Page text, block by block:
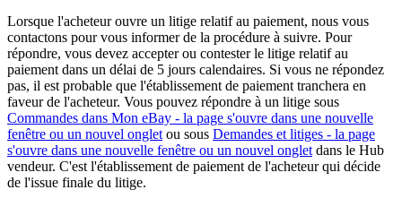
Lorsque l'acheteur ouvre un litige relatif au paiement, nous vous
contactons pour vous informer de la procédure à suivre. Pour
répondre, vous devez accepter ou contester le litige relatif au
paiement dans un délai de 5 jours calendaires. Si vous ne répondez
pas, il est probable que l'établissement de paiement tranchera en
faveur de l'acheteur. Vous pouvez répondre à un litige sous
Commandes dans Mon eBay - la page s'ouvre dans une nouvelle
fenêtre ou un nouvel onglet ou sous Demandes et litiges - la page
s'ouvre dans une nouvelle fenêtre ou un nouvel onglet dans le Hub
vendeur. C'est l'établissement de paiement de l'acheteur qui décide
de l'issue finale du litige.